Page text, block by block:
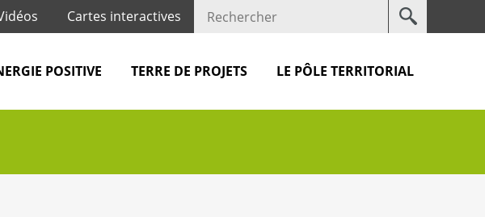
Votre
Cartes interactives
POSITIVE TERRE DE PROJETS LE PÔLE TERRITORIAL